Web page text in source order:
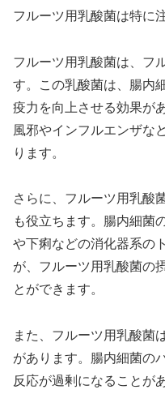
フルーツ用乳酸菌は特に
フルーツ用乳酸菌は、フ
す。この乳酸菌は、腸内
疫力を向上させる効果が
風邪やインフルエンザな
ります。
さらに、フルーツ用乳酸
も役立ちます。腸内細菌
や下痢などの消化器系の
が、フルーツ用乳酸菌の
とができます。
また、フルーツ用乳酸菌
があります。腸内細菌の
反応が過剰になることが